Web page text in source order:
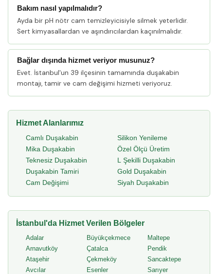
Bakım nasıl yapılmalıdır?
Ayda bir pH nötr cam temizleyicisiyle silmek yeterlidir.
Sert kimyasallardan ve aşındırıcılardan kaçınılmalıdır.
Bağlar dışında hizmet veriyor musunuz?
Evet. İstanbul'un 39 ilçesinin tamamında duşakabin
montajı, tamir ve cam değişimi hizmeti veriyoruz.
Hizmet Alanlarımız
Camlı Duşakabin
Mika Duşakabin
Teknesiz Duşakabin
Duşakabin Tamiri
Cam Değişimi
Silikon Yenileme
Özel Ölçü Üretim
L Şekilli Duşakabin
Gold Duşakabin
Siyah Duşakabin
İstanbul'da Hizmet Verilen Bölgeler
Adalar
Arnavutköy
Ataşehir
Avcılar
Büyükçekmece
Çatalca
Çekmeköy
Esenler
Maltepe
Pendik
Sancaktepe
Sarıyer